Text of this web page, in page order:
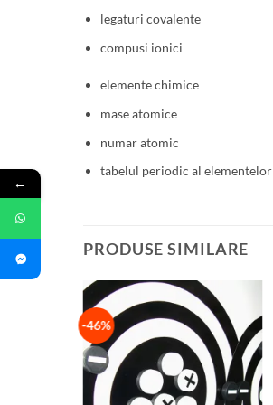
legaturi covalente
compusi ionici
elemente chimice
mase atomice
numar atomic
tabelul periodic al elementelor
PRODUSE SIMILARE
-46%
←